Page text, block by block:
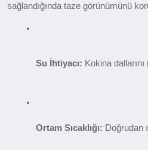
sağlandığında taze görünümünü
Su İhtiyacı: Kokina
Ortam Sıcaklığı: Doğrudan